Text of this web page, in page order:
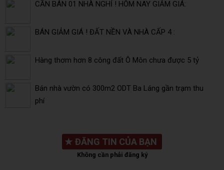
CẦN BÁN 01 NHÀ NGHỈ ! HÔM NAY GIẢM GIÁ:
BÁN GIẢM GIÁ ! ĐẤT NỀN VÀ NHÀ CẤP 4 :
Hàng thơm hơn 8 công đất Ô Môn chưa được 5 tỷ
Bán nhà vườn có 300m2 ODT Ba Láng gần trạm thu
phí
★ ĐĂNG TIN CỦA BẠN
Không cần phải đăng ký